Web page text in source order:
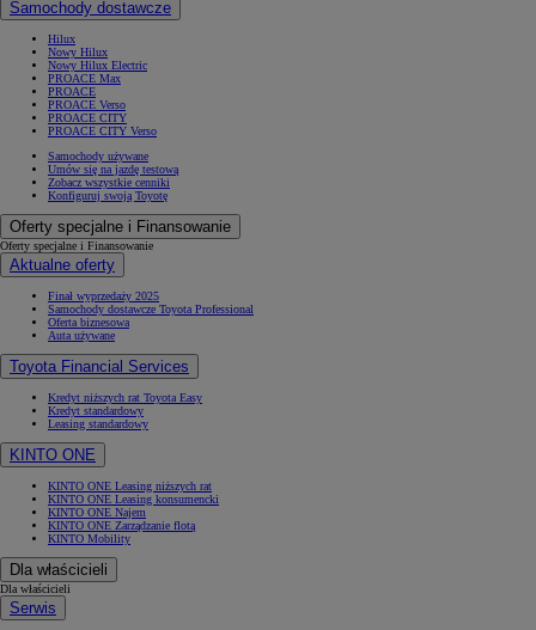
Samochody dostawcze
Hilux
Nowy Hilux
Nowy Hilux Electric
PROACE Max
PROACE
PROACE Verso
PROACE CITY
PROACE CITY Verso
Samochody używane
Umów się na jazdę testową
Zobacz wszystkie cenniki
Konfiguruj swoją Toyotę
Oferty specjalne i Finansowanie
Oferty specjalne i Finansowanie
Aktualne oferty
Finał wyprzedaży 2025
Samochody dostawcze Toyota Professional
Oferta biznesowa
Auta używane
Toyota Financial Services
Kredyt niższych rat Toyota Easy
Kredyt standardowy
Leasing standardowy
KINTO ONE
KINTO ONE Leasing niższych rat
KINTO ONE Leasing konsumencki
KINTO ONE Najem
KINTO ONE Zarządzanie flotą
KINTO Mobility
Dla właścicieli
Dla właścicieli
Serwis